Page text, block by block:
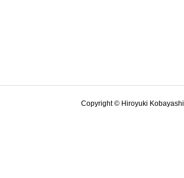
Copyright © Hiroyuki Kobayashi